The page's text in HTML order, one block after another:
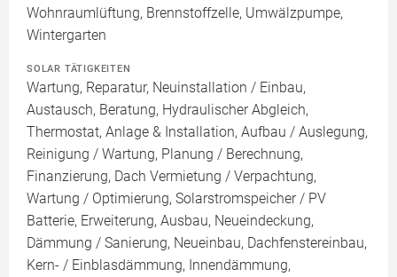
Wohnraumlüftung, Brennstoffzelle, Umwälzpumpe,
Wintergarten
SOLAR TÄTIGKEITEN
Wartung, Reparatur, Neuinstallation / Einbau,
Austausch, Beratung, Hydraulischer Abgleich,
Thermostat, Anlage & Installation, Aufbau / Auslegung,
Reinigung / Wartung, Planung / Berechnung,
Finanzierung, Dach Vermietung / Verpachtung,
Wartung / Optimierung, Solarstromspeicher / PV
Batterie, Erweiterung, Ausbau, Neueindeckung,
Dämmung / Sanierung, Neueinbau, Dachfenstereinbau,
Kern- / Einblasdämmung, Innendämmung,